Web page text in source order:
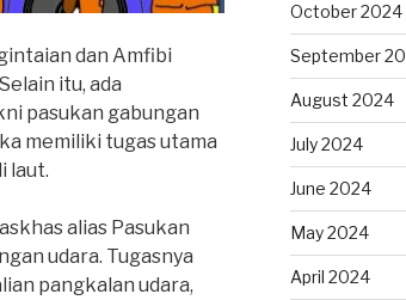
dan Amfibi
itu, ada
pasukan gabungan
memiliki tugas utama
laut.
alias Pasukan
udara. Tugasnya
pangkalan udara,
October 2024
September
August 2024
July 2024
June 2024
May 2024
April 2024